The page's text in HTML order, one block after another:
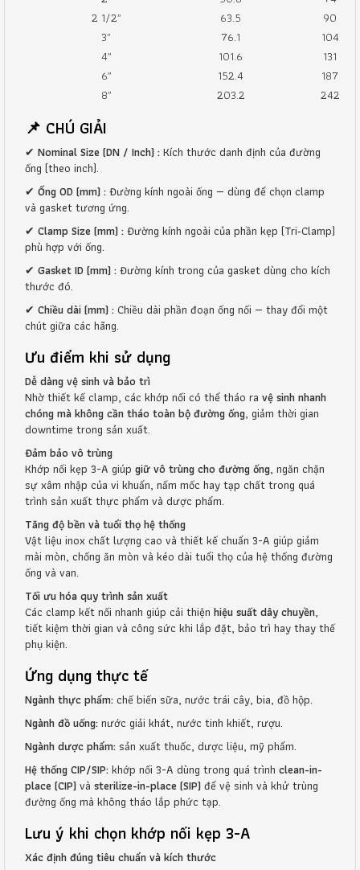
2 1/2″
63.5
90
3″
76.1
104
4″
101.6
131
6″
152.4
187
8″
203.2 242
📌 CHÚ GIẢI
✔ Nominal Size (DN / Inch) :Kích thước danh định của đường
ống (theo inch).
✔ Ống OD (mm) :Đường kính ngoài ống — dùng để chọn clamp
và gasket tương ứng.
✔ Clamp Size (mm) :Đường kính ngoài của phần kẹp (Tri‑Clamp)
phù hợp với ống.
✔ Gasket ID (mm) :Đường kính trong của gasket dùng cho kích
thước đó.
✔ Chiều dài (mm) :Chiều dài phần đoạn ống nối — thay đổi một
chút giữa các hãng.
Ưu điểm khi sử dụng
Dễ dàng vệ sinh và bảo trì
Nhờ thiết kế clamp, các khớp nối có thể tháo ra vệ sinh nhanh
chóng mà không cần tháo toàn bộ đường ống, giảm thời gian
downtime trong sản xuất.
Đảm bảo vô trùng
Khớp nối kẹp 3-A giúp giữ vô trùng cho đường ống, ngăn chặn
sự xâm nhập của vi khuẩn, nấm mốc hay tạp chất trong quá
trình sản xuất thực phẩm và dược phẩm.
Tăng độ bền và tuổi thọ hệ thống
Vật liệu inox chất lượng cao và thiết kế chuẩn 3-A giúp giảm
mài mòn, chống ăn mòn và kéo dài tuổi thọ của hệ thống đường
ống và van.
Tối ưu hóa quy trình sản xuất
Các clamp kết nối nhanh giúp cải thiện hiệu suất dây chuyền,
tiết kiệm thời gian và công sức khi lắp đặt, bảo trì hay thay thế
phụ kiện.
Ứng dụng thực tế
Ngành thực phẩm:chế biến sữa, nước trái cây, bia, đồ hộp.
Ngành đồ uống:nước giải khát, nước tinh khiết, rượu.
Ngành dược phẩm: sản xuất thuốc, dược liệu, mỹ phẩm.
Hệ thống CIP/SIP:khớp nối 3-A dùng trong quá trình clean-in-
place (CIP)và sterilize-in-place (SIP)để vệ sinh và khử trùng
đường ống mà không tháo lắp phức tạp.
Lưu ý khi chọn khớp nối kẹp 3-A
Xác định đúng tiêu chuẩn và kích thước